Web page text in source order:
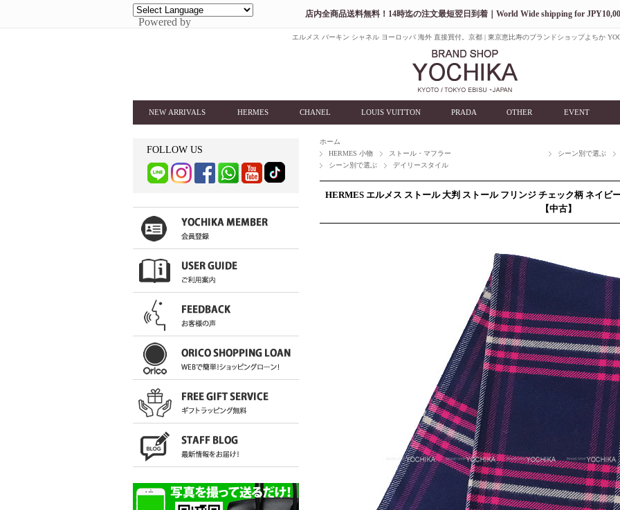
Powered by
店内全商品送料無料！14時迄の注文最短翌日到着｜World Wide shipping for
エルメス バーキン シャネル ヨーロッパ 海外 直接買付。京都 | 東京恵比寿のブランドショップよちか
NEW ARRIVALS HERMES CHANEL LOUIS VUITTON PRADA OTHER EVENT
ホーム
HERMES 小物
ストール・マフラー
シーン別で選ぶ
シーン別で選ぶ
デイリースタイル
HERMES エルメス ストール 大判 ストール フリンジ チェック柄 ネイビ
【中古】
FOLLOW US